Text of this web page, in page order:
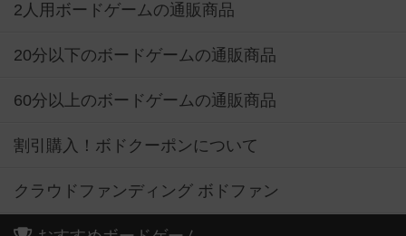
2人用ボードゲームの通販商品
20分以下のボードゲームの通販商品
60分以上のボードゲームの通販商品
割引購入！ボドクーポンについて
クラウドファンディング ボドファン